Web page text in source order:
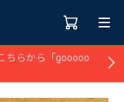
ちらから「gooooo